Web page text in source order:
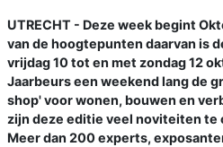
UTRECHT - Deze week begint
van de hoogtepunten daarvan is
vrijdag 10 tot en met zondag 12
Jaarbeurs een weekend lang de
shop' voor wonen, bouwen en
zijn deze editie veel noviteiten te
Meer dan 200 experts,